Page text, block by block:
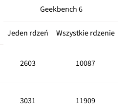
Geekbench 6
Jeden rdzeń
Wszystkie rdzenie
2603 10087
3031 11909